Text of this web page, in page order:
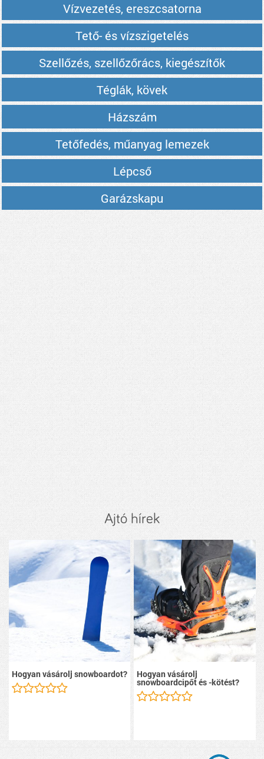
Vízvezetés, ereszcsatorna
Tető- és vízszigetelés
Szellőzés, szellőzőrács, kiegészítők
Téglák, kövek
Házszám
Tetőfedés, műanyag lemezek
Lépcső
Garázskapu
Ajtó hírek
Hogyan vásárolj snowboardot? Hogyan vásárolj
snowboardcipőt és -kötést?